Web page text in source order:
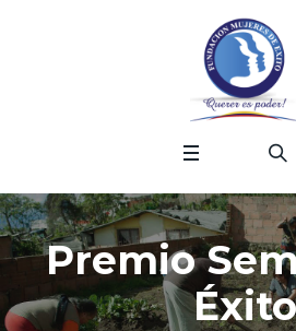
Premio
Éxito